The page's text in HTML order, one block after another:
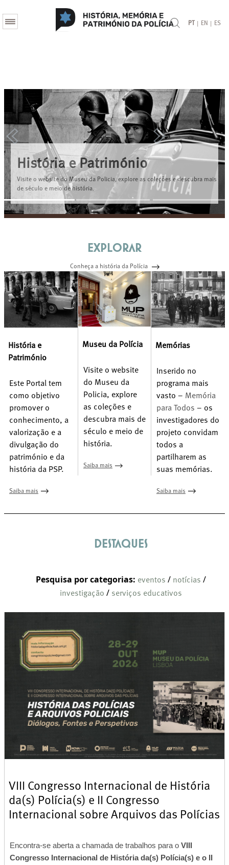
PT | EN | ES
História e Património
Visite o website do Museu da Policia, explore as coleções e descubra mais
de século e meio de história.
Previous Next
Explorar
Conheça a história da Polícia
História e
Património
Este Portal tem
como objetivo
promover o
conhecimento, a
valorização e a
divulgação do
património e da
história da PSP.
Saiba mais
Museu da Polícia
Visite o website
do Museu da
Policia, explore
as coleções e
descubra mais de
século e meio de
história.
Saiba mais
Memórias
Inserido no
programa mais
vasto – Memória
para Todos – os
investigadores do
projeto convidam
todos a
partilharem as
suas memórias.
Saiba mais
Destaques
Pesquisa por categorias: eventos / notícias /
investigação / serviços educativos
VIII Congresso Internacional de História
da(s) Polícia(s) e II Congresso
Internacional sobre Arquivos das Polícias
Encontra-se aberta a chamada de trabalhos para o VIII
Congresso Internacional de História da(s) Polícia(s) e o II